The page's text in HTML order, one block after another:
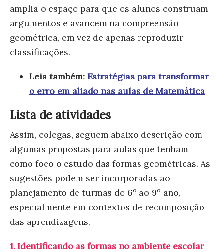
amplia o espaço para que os alunos construam
argumentos e avancem na compreensão
geométrica, em vez de apenas reproduzir
classificações.
Leia também: Estratégias para transformar
o erro em aliado nas aulas de Matemática
Lista de atividades
Assim, colegas, seguem abaixo descrição com
algumas propostas para aulas que tenham
como foco o estudo das formas geométricas. As
sugestões podem ser incorporadas ao
planejamento de turmas do 6º ao 9º ano,
especialmente em contextos de recomposição
das aprendizagens.
1. Identificando as formas no ambiente escolar